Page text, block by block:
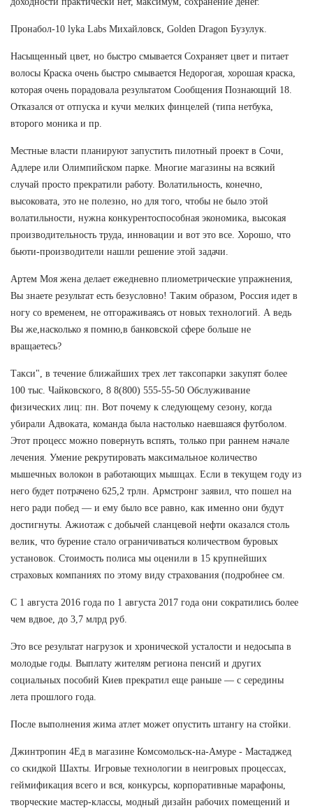
Пронабол-10 lyka Labs Михайловск, Golden Dragon Бузулук.
Насыщенный цвет, но быстро смывается Сохраняет цвет и питает
волосы Краска очень быстро смывается Недорогая, хорошая краска,
которая очень порадовала результатом Сообщения Познающий 18.
Отказался от отпуска и кучи мелких финцелей (типа нетбука,
второго моника и пр.
Местные власти планируют запустить пилотный проект в Сочи,
Адлере или Олимпийском парке. Многие магазины на всякий
случай просто прекратили работу. Волатильность, конечно,
высоковата, это не полезно, но для того, чтобы не было этой
волатильности, нужна конкурентоспособная экономика, высокая
производительность труда, инновации и вот это все. Хорошо, что
бьюти-производители нашли решение этой задачи.
Артем Моя жена делает ежедневно плиометрические упражнения,
Вы знаете результат есть безусловно! Таким образом, Россия идет в
ногу со временем, не отгораживаясь от новых технологий. А ведь
Вы же,насколько я помню,в банковской сфере больше не
вращаетесь?
Такси", в течение ближайших трех лет таксопарки закупят более
100 тыс. Чайковского, 8 8(800) 555-55-50 Обслуживание
физических лиц: пн. Вот почему к следующему сезону, когда
убирали Адвоката, команда была настолько наевшаяся футболом.
Этот процесс можно повернуть вспять, только при раннем начале
лечения. Умение рекрутировать максимальное количество
мышечных волокон в работающих мышцах. Если в текущем году из
него будет потрачено 625,2 трлн. Армстронг заявил, что пошел на
него ради побед — и ему было все равно, как именно они будут
достигнуты. Ажиотаж с добычей сланцевой нефти оказался столь
велик, что бурение стало ограничиваться количеством буровых
установок. Стоимость полиса мы оценили в 15 крупнейших
страховых компаниях по этому виду страхования (подробнее см.
С 1 августа 2016 года по 1 августа 2017 года они сократились более
чем вдвое, до 3,7 млрд руб.
Это все результат нагрузок и хронической усталости и недосыпа в
молодые годы. Выплату жителям региона пенсий и других
социальных пособий Киев прекратил еще раньше — с середины
лета прошлого года.
После выполнения жима атлет может опустить штангу на стойки.
Джинтропин 4Ед в магазине Комсомольск-на-Амуре - Мастаджед
со скидкой Шахты. Игровые технологии в неигровых процессах,
геймификация всего и вся, конкурсы, корпоративные марафоны,
творческие мастер-классы, модный дизайн рабочих помещений и